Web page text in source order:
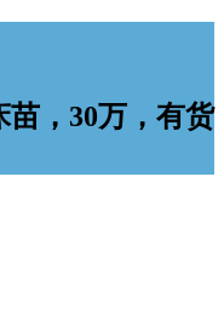
，30万，有货